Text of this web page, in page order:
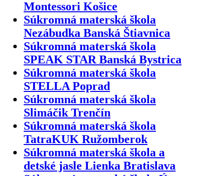
Montessori Košice
Súkromná materská škola
Nezábudka Banská Štiavnica
Súkromná materská škola
SPEAK STAR Banská Bystrica
Súkromná materská škola
STELLA Poprad
Súkromná materská škola
Slimáčik Trenčín
Súkromná materská škola
TatraKUK Ružomberok
Súkromná materská škola a
detské jasle Lienka Bratislava